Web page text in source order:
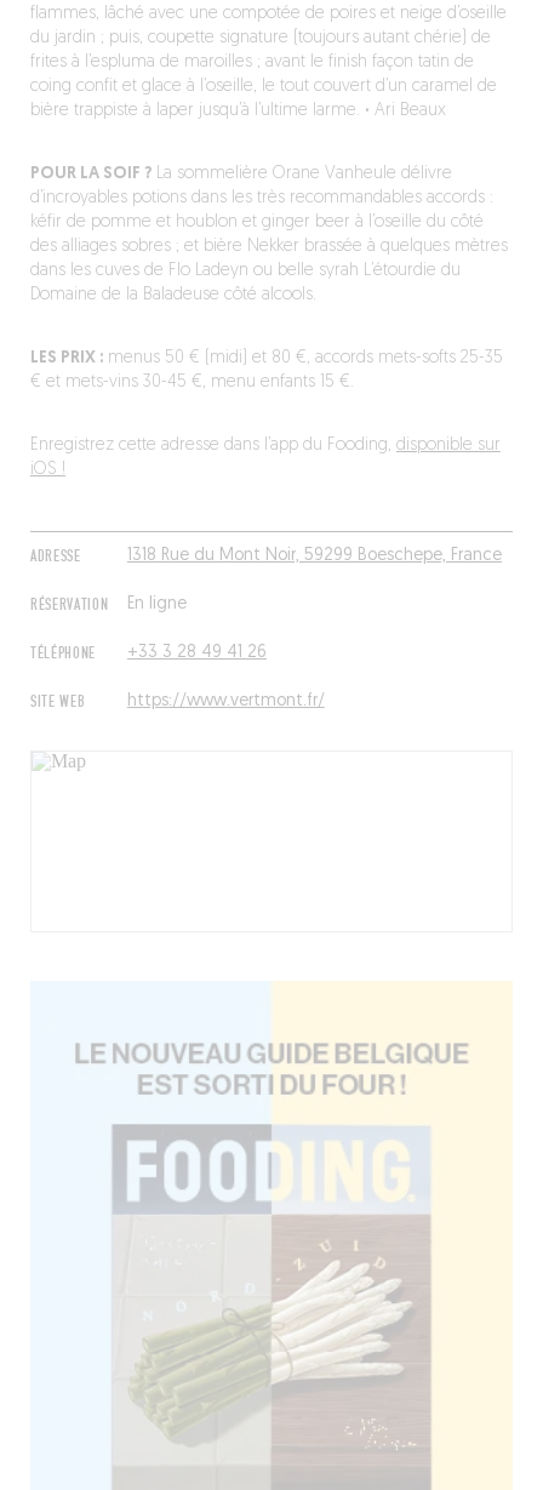
ADRESSE 1318 Rue du Mont Noir, 59299 Boeschepe, France
RÉSERVATION En ligne
TÉLÉPHONE +33 3 28 49 41 26
SITE WEB https://www.vertmont.fr/
flammes, lâché avec une compotée de poires et neige d’oseille
du jardin ; puis, coupette signature (toujours autant chérie) de
frites à l’espluma de maroilles ; avant le finish façon tatin de
coing confit et glace à l’oseille, le tout couvert d’un caramel de
bière trappiste à laper jusqu’à l’ultime larme. · Ari Beaux
POUR LA SOIF ? La sommelière Orane Vanheule délivre
d’incroyables potions dans les très recommandables accords :
kéfir de pomme et houblon et ginger beer à l’oseille du côté
des alliages sobres ; et bière Nekker brassée à quelques mètres
dans les cuves de Flo Ladeyn ou belle syrah L’étourdie du
Domaine de la Baladeuse côté alcools.
LES PRIX :menus 50 € (midi) et 80 €, accords mets-softs 25-35
€ et mets-vins 30-45 €, menu enfants 15 €.
Enregistrez cette adresse dans l’app du Fooding, disponible sur
iOS !